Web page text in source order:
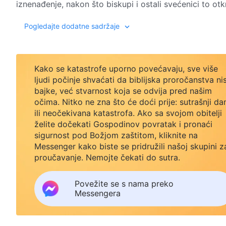
iznenađenje, nakon što biskupi i ostali svećenici to
puta. Chen Mingde vidi lica biskupa i svećenika koji
svjedočiti o njemu. On vodi mnoge ljude da se
zadovoljnim sobom, često se hvaleći koliko je truda
sestara. Njegova ohola narav postaje sve više
sam sebi zakon i ne sluša nikakve savjete. Kao
Počinje razmišljati o sebi nakon što je prošao
razotkrivanje Božjih riječi, vidi da je nevjerojatno
putu antikrista. Bez Božjeg suda, grdnje i discipline,
neke istine kroz sud i očišćenje Božjih riječi te
naravi. Osjeća da je toliko toga zadobio i da zaista
Pogledajte dodatne sadržaje
Kako se katastrofe uporno povećavaju, sve više
ljudi počinje shvaćati da biblijska proročanstva
bajke, već stvarnost koja se odvija pred našim
očima. Nitko ne zna što će doći prije: sutrašnji
ili neočekivana katastrofa. Ako sa svojom obitelji
želite dočekati Gospodinov povratak i pronaći
sigurnost pod Božjom zaštitom, kliknite na
Messenger kako biste se pridružili našoj skupini
proučavanje. Nemojte čekati do sutra.
Povežite se s nama preko
Messengera